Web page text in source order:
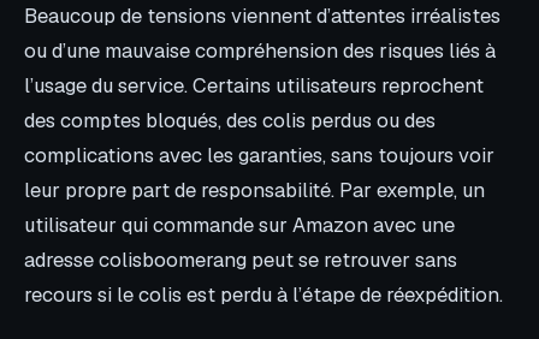
Beaucoup de tensions viennent d’attentes irréalistes
ou d’une mauvaise compréhension des risques liés à
l’usage du service. Certains utilisateurs reprochent
des comptes bloqués, des colis perdus ou des
complications avec les garanties, sans toujours voir
leur propre part de responsabilité. Par exemple, un
utilisateur qui commande sur Amazon avec une
adresse colisboomerang peut se retrouver sans
recours si le colis est perdu à l’étape de réexpédition.